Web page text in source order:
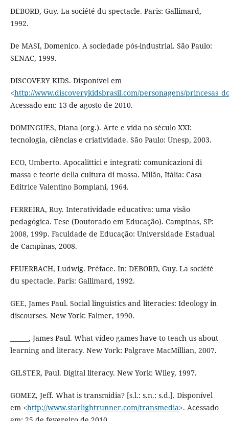
DEBORD, Guy. La société du spectacle. Paris: Gallimard,
1992.
De MASI, Domenico. A sociedade pós-industrial. São Paulo:
SENAC, 1999.
DISCOVERY KIDS. Disponível em
<http://www.discoverykidsbrasil.com/personagens/
Acessado em: 13 de agosto de 2010.
DOMINGUES, Diana (org.). Arte e vida no século XXI:
tecnologia, ciências e criatividade. São Paulo: Unesp, 2003.
ECO, Umberto. Apocalittici e integrati: comunicazioni di
massa e teorie della cultura di massa. Milão, Itália: Casa
Editrice Valentino Bompiani, 1964.
FERREIRA, Ruy. Interatividade educativa: uma visão
pedagógica. Tese (Doutorado em Educação). Campinas, SP:
2008, 199p. Faculdade de Educação: Universidade Estadual
de Campinas, 2008.
FEUERBACH, Ludwig. Préface. In: DEBORD, Guy. La société
du spectacle. Paris: Gallimard, 1992.
GEE, James Paul. Social linguistics and literacies: Ideology in
discourses. New York: Falmer, 1990.
______, James Paul. What vídeo games have to teach us about
learning and literacy. New York: Palgrave MacMillian, 2007.
GILSTER, Paul. Digital literacy. New York: Wiley, 1997.
GOMEZ, Jeff. What is transmidia? [s.l.: s.n.: s.d.]. Disponível
em <http://www.starlightrunner.com/transmedia>. Acessado